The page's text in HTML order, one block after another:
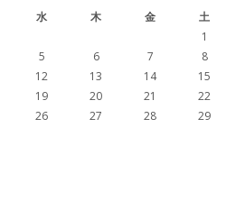
水 木 金
土
1
5 6 7
8
12 13 14
15
19 20 21
22
26 27 28
29